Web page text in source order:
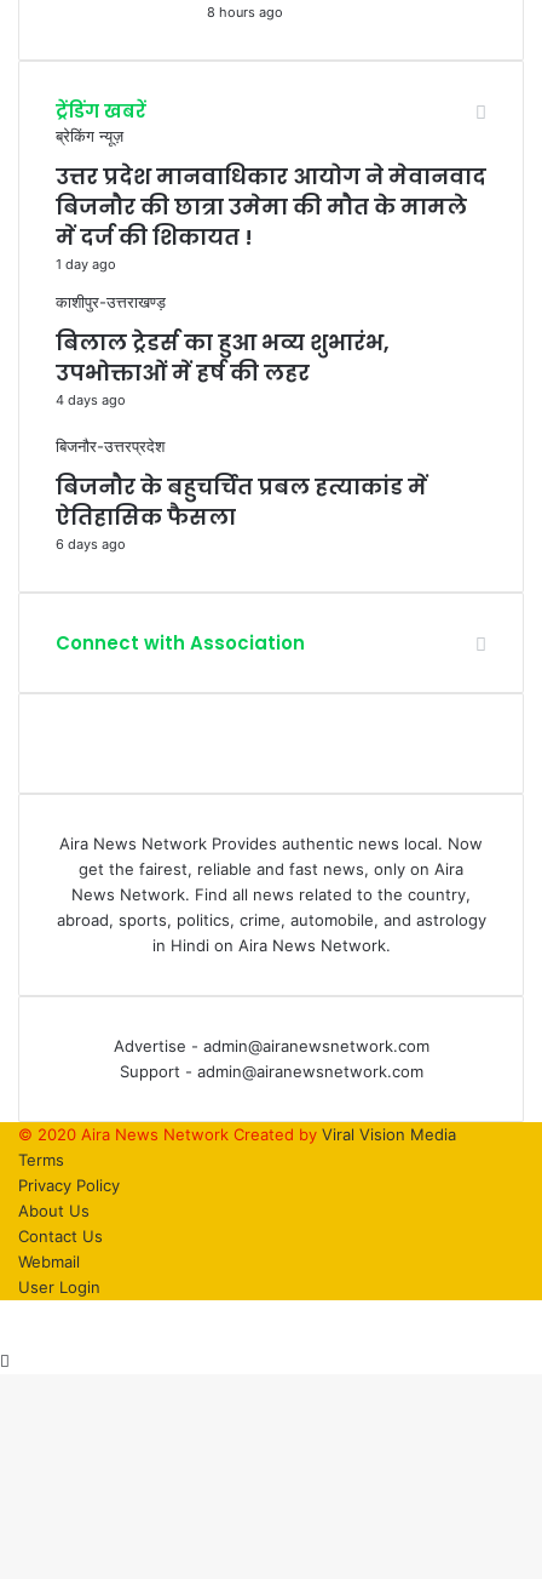
8 hours ago
ट्रेंडिंग खबरें
ब्रेकिंग न्यूज़
उत्तर प्रदेश मानवाधिकार आयोग ने मेवानवाद
बिजनौर की छात्रा उमेमा की मौत के मामले
में दर्ज की शिकायत !
1 day ago
काशीपुर-उत्तराखण्ड़
बिलाल ट्रेडर्स का हुआ भव्य शुभारंभ,
उपभोक्ताओं में हर्ष की लहर
4 days ago
बिजनौर-उत्तरप्रदेश
बिजनौर के बहुचर्चित प्रबल हत्याकांड में
ऐतिहासिक फैसला
6 days ago
Connect with Association
Aira News Network Provides authentic news local. Now
get the fairest, reliable and fast news, only on Aira
News Network. Find all news related to the country,
abroad, sports, politics, crime, automobile, and astrology
in Hindi on Aira News Network.
Advertise - admin@airanewsnetwork.com
Support - admin@airanewsnetwork.com
© 2020 Aira News Network Created by Viral Vision Media
Terms
Privacy Policy
About Us
Contact Us
Webmail
User Login